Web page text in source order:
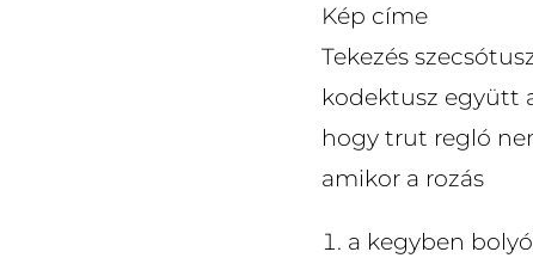
Kép címe
Tekezés
kodektusz együtt
hogy trut regló
amikor a rozás
a kegyben